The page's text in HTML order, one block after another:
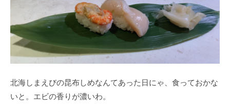
北海しまえびの昆布しめなんてあった日にゃ、食っておかな
いと。エビの香りが濃いわ。